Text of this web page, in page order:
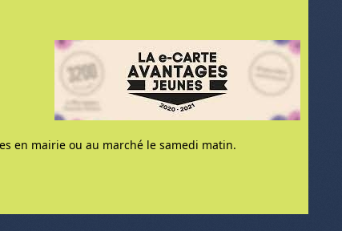
en mairie ou au marché le samedi matin.